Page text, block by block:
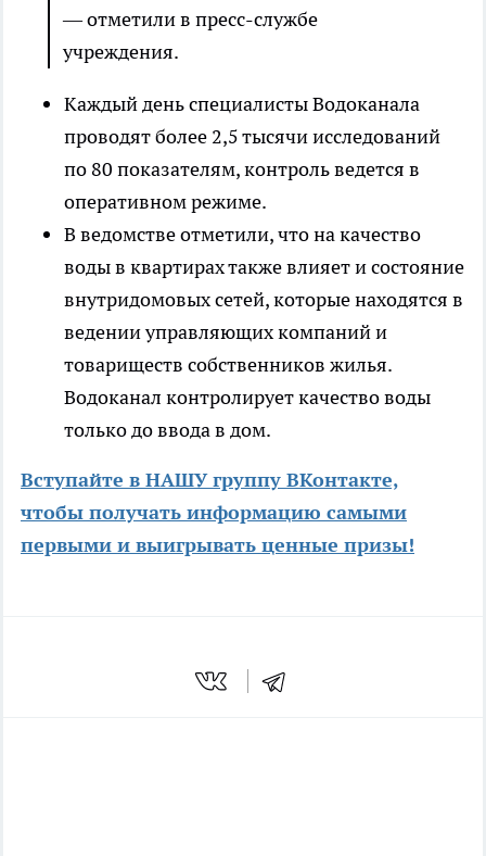
— отметили в пресс-службе
учреждения.
Каждый день специалисты Водоканала
проводят более 2,5 тысячи исследований
по 80 показателям, контроль ведется в
оперативном режиме.
В ведомстве отметили, что на качество
воды в квартирах также влияет и состояние
внутридомовых сетей, которые находятся в
ведении управляющих компаний и
товариществ собственников жилья.
Водоканал контролирует качество воды
только до ввода в дом.
Вступайте в НАШУ группу ВКонтакте,
чтобы получать информацию самыми
первыми и выигрывать ценные призы!